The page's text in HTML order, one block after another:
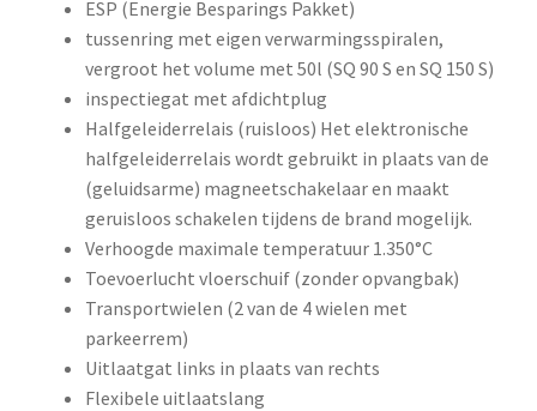
ESP (Energie Besparings Pakket)
tussenring met eigen verwarmingsspiralen,
vergroot het volume met 50l (SQ 90 S en SQ 150 S)
inspectiegat met afdichtplug
Halfgeleiderrelais (ruisloos) Het elektronische
halfgeleiderrelais wordt gebruikt in plaats van de
(geluidsarme) magneetschakelaar en maakt
geruisloos schakelen tijdens de brand mogelijk.
Verhoogde maximale temperatuur 1.350°C
Toevoerlucht vloerschuif (zonder opvangbak)
Transportwielen (2 van de 4 wielen met
parkeerrem)
Uitlaatgat links in plaats van rechts
Flexibele uitlaatslang